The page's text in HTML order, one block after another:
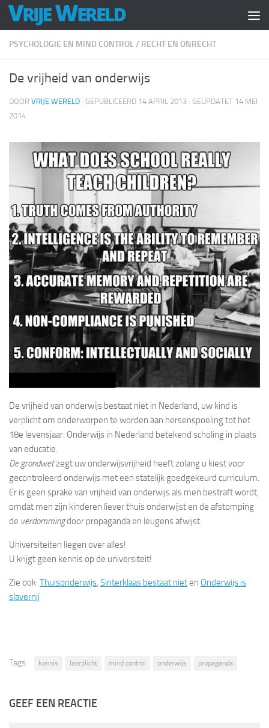
Doorgaan naar inhoud
PSYCHOLOGIE EN MIND CONTROL/ RECHT EN ONRECHT
De vrijheid van onderwijs
DOOR VRIJE WERELD · GEPUBLICEERD 14 APRIL 2013 · GEÜPDATET 14 MEI
2014
De vrijheid van onderwijs bestaat niet in Nederland, uw kind is
verplicht om onderworpen te worden aan hersenspoeling tot het
18e levensjaar. Onderwijs in Nederland betekend scholing in plaats
van educatie.
De grondwetzegt uw onderwijsvrijheid heeft zolang u kiest voor
gecontroleerd onderwijs met een statelijk goedgekeurd curriculum.
Er is geen sprake van vrijheid van onderwijs als men bestraft wordt,
omdat men zijn kinderen liever thuis onderwijst en de afstomping
de verdommingdoor propaganda en leugens afwijst.
Universiteiten liegen over alles!
U krijgt geen kennis op de universiteit!
Zie ook: Thuisonderwijs, Sinterklaas bestaat nieten Onderwijs is
slavernij
Tags: kennis leerplicht mind control onderwijs propaganda
GEEF EEN REACTIE